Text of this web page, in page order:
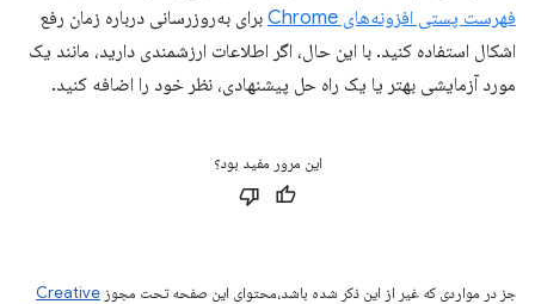
فهرست پستی افزونه‌های Chrome
برای به‌روزرسانی درباره زمان رفع
اشکال استفاده کنید. با این حال، اگر اطلاعات ارزشمندی دارید، مانند یک
مورد آزمایشی بهتر یا یک راه حل پیشنهادی، نظر خود را اضافه کنید.
این مرور مفید بود؟
جز در مواردی که غیر از این ذکر شده باشد،‌محتوای این صفحه تحت مجوز Creative